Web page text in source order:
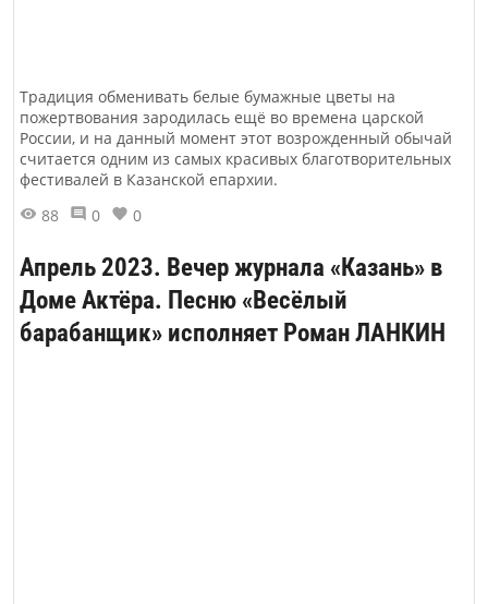
Традиция обменивать белые бумажные цветы на
пожертвования зародилась ещё во времена царской
России, и на данный момент этот возрожденный обычай
считается одним из самых красивых благотворительных
фестивалей в Казанской епархии.
88
0 0
Апрель 2023. Вечер журнала «Казань» в
Доме Актёра. Песню «Весёлый
барабанщик» исполняет Роман ЛАНКИН